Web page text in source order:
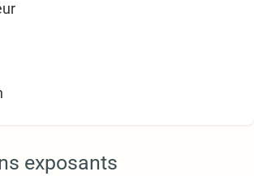
exposants